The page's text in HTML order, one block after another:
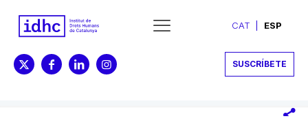
CAT ESP
SUSCRÍBETE